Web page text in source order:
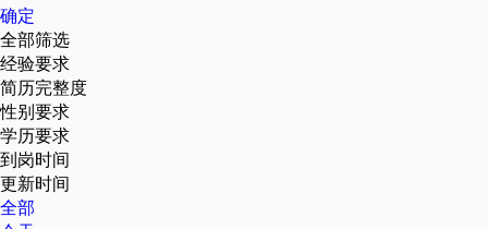
确定
全部筛选
经验要求
简历完整度
性别要求
学历要求
到岗时间
更新时间
全部